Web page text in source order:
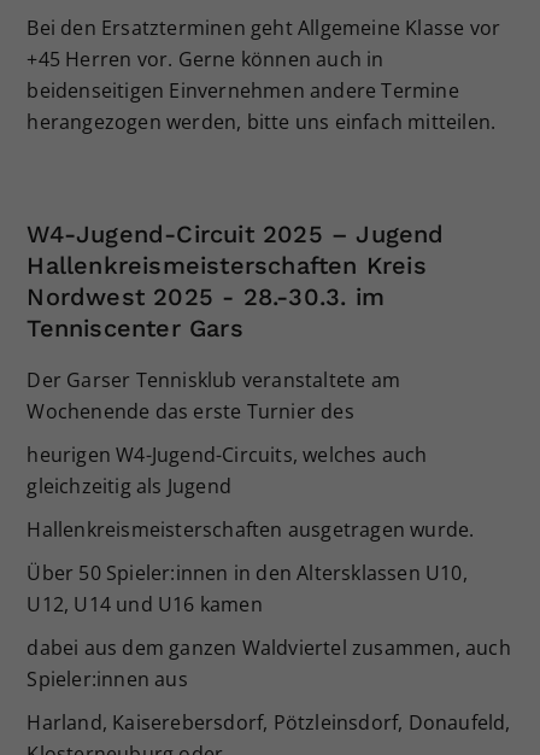
Bei den Ersatzterminen geht Allgemeine Klasse vor
+45 Herren vor. Gerne können auch in
beidenseitigen Einvernehmen andere Termine
herangezogen werden, bitte uns einfach mitteilen.
W4-Jugend-Circuit 2025 – Jugend
Hallenkreismeisterschaften Kreis
Nordwest 2025 - 28.-30.3. im
Tenniscenter Gars
Der Garser Tennisklub veranstaltete am
Wochenende das erste Turnier des
heurigen W4-Jugend-Circuits, welches auch
gleichzeitig als Jugend
Hallenkreismeisterschaften ausgetragen wurde.
Über 50 Spieler:innen in den Altersklassen U10,
U12, U14 und U16 kamen
dabei aus dem ganzen Waldviertel zusammen, auch
Spieler:innen aus
Harland, Kaiserebersdorf, Pötzleinsdorf, Donaufeld,